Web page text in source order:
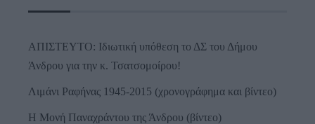
ΑΠΙΣΤΕΥΤΟ: Ιδιωτική υπόθεση το ΔΣ του Δήμου
Άνδρου για την κ. Τσατσομοίρου!
Λιμάνι Ραφήνας 1945-2015 (χρονογράφημα και βίντεο)
Η Μονή Παναχράντου της Άνδρου (βίντεο)